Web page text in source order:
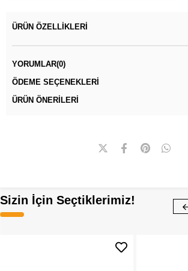
ÜRÜN ÖZELLIKLERI
YORUMLAR(0)
ÖDEME SEÇENEKLERI
ÜRÜN ÖNERILERI
Sizin İçin Seçtiklerimiz!